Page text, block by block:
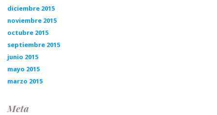
diciembre 2015
noviembre 2015
octubre 2015
septiembre 2015
junio 2015
mayo 2015
marzo 2015
Meta